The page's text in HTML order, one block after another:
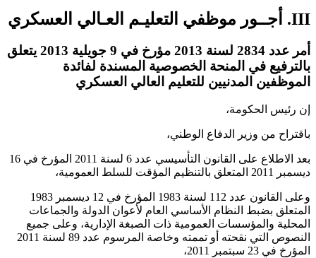
III. أجــور موظفي التعليـم العـالي العسكري
أمر عدد 2834 لسنة 2013 مؤرخ في 9 جويلية 2013 يتعلق
بالترفيع في المنحة الخصوصية المسندة لفائدة
الموظفين المدنيين للتعليم العالي العسكري
إن رئيس الحكومة،
باقتراح من وزير الدفاع الوطني،
بعد الاطلاع على القانون التأسيسي عدد 6 لسنة 2011 المؤرخ في 16
ديسمبر 2011 المتعلق بالتنظيم المؤقت للسلط العمومية،
وعلى القانون عدد 112 لسنة 1983 المؤرخ في 12 ديسمبر 1983
المتعلق بضبط النظام الأساسي العام لأعوان الدولة والجماعات
المحلية والمؤسسات العمومية ذات الصبغة الإدارية، وعلى جميع
النصوص التي نقحته أو تممته وخاصة المرسوم عدد 89 لسنة 2011
المؤرخ في 23 سبتمبر 2011،